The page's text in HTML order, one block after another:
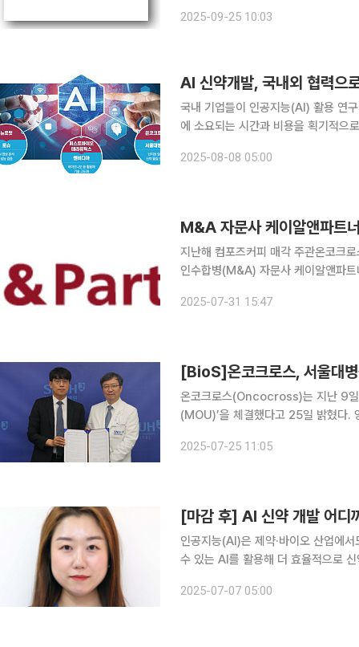
사그네이-라크생장(Saguen
2025-09-25 10:03
AI 신약개발, 국내외 협력으
국내 기업들이 인공지능(AI) 활용 연
에 소요되는 시간과 비용을 획기적으
틱스, 온코크로스 등이 AI기술을 앞세
2025-08-08 05:00
M&A 자문사 케이알앤파트
지난해 컴포즈커피 매각 주관온코크
인수합병(M&A) 자문사 케이알앤파
2025-07-31 15:47
[BioS]온코크로스, 서울대
온코크로스(Oncocross)는 지난 9일
(MOU)’을 체결했다고 25일 밝혔다.
을 구축하기로 했다. 서울대병원은 전
2025-07-25 11:05
[마감 후] AI 신약 개발 어디
인공지능(AI)은 제약·바이오 산업에
수 있는 AI를 활용해 더 효율적으로 신
달러(약 2조5000억 원)에서 연평균
2025-07-07 05:00